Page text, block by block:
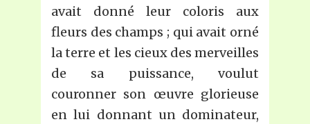
avait donné leur coloris aux
fleurs des champs ; qui avait orné
la terre et les cieux des merveilles
de sa puissance, voulut
couronner son œuvre glorieuse
en lui donnant un dominateur,